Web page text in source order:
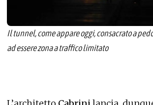
Il tunnel, come appare oggi, consacrato a
ad essere zona a traffico limitato